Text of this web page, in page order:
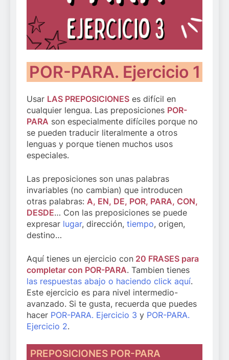
POR-PARA. Ejercicio 1
Usar LAS PREPOSICIONES es difícil en
cualquier lengua. Las preposiciones POR-
PARA son especialmente difíciles porque no
se pueden traducir literalmente a otros
lenguas y porque tienen muchos usos
especiales.
Las preposiciones son unas palabras
invariables (no cambian) que introducen
otras palabras: A, EN, DE, POR, PARA, CON,
DESDE… Con las preposiciones se puede
expresar lugar, dirección, tiempo, origen,
destino…
Aquí tienes un ejercicio con 20 FRASES para
completar con POR-PARA. Tambien tienes
las respuestas abajo o haciendo click aquí.
Este ejercicio es para nivel intermedio-
avanzado. Si te gusta, recuerda que puedes
hacer POR-PARA. Ejercicio 3 y POR-PARA.
Ejercicio 2.
PREPOSICIONES POR-PARA